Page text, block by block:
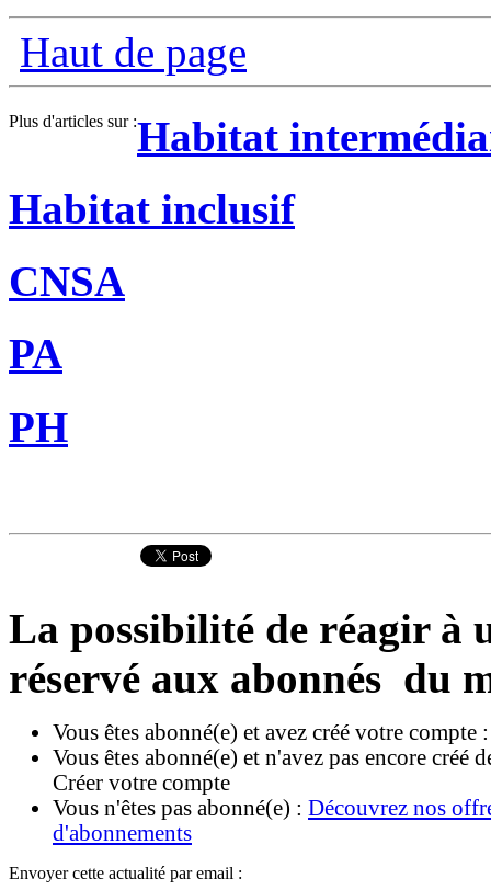
Haut de page
Plus d'articles sur :Habitat
Habitat inclusif
CNSA
PA
PH
La possibilité de réagir à
réservé aux abonnés du
Vous êtes abonné(e) et avez créé votre compte
Vous êtes abonné(e) et n'avez pas encore créé
Créer votre compte
Vous n'êtes pas abonné(e) : Découvrez nos
d'abonnements
Envoyer cette actualité par email :